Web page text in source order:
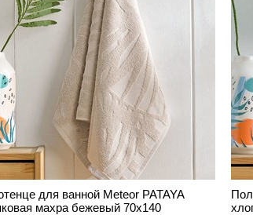
для ванной Meteor PATAYA
махра бежевый 70х140